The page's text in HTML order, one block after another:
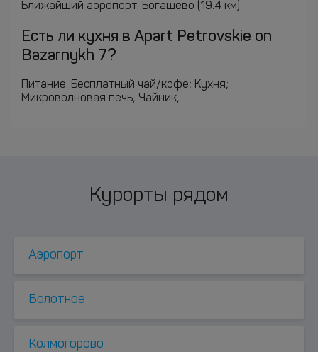
Ближайший аэропорт: Богашёво (19.4 км).
Есть ли кухня в Apart Petrovskie on
Bazarnykh 7?
Питание: Бесплатный чай/кофе; Кухня;
Микроволновая печь; Чайник;
Курорты рядом
Аэропорт
Болотное
Колмогорово